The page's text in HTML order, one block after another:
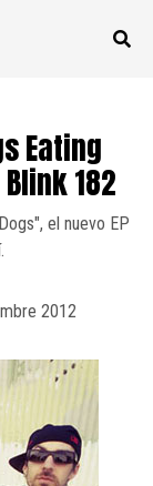
Eating
182
el nuevo EP
2012